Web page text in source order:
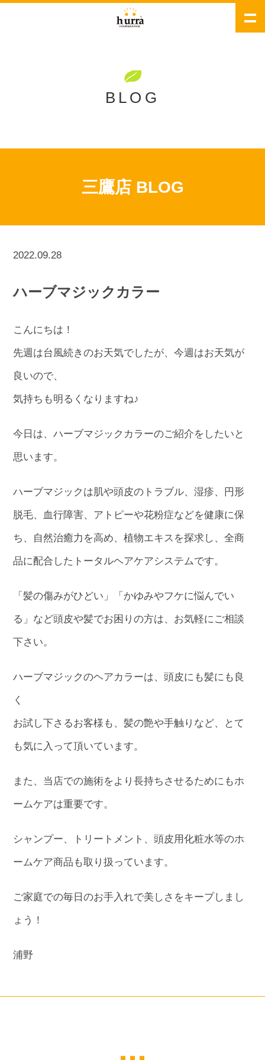
BLOG
三鷹店 BLOG
2022.09.28
ハーブマジックカラー
こんにちは！
先週は台風続きのお天気でしたが、今週はお天気が
良いので、
気持ちも明るくなりますね♪
今日は、ハーブマジックカラーのご紹介をしたいと
思います。
ハーブマジックは肌や頭皮のトラブル、湿疹、円形
脱毛、血行障害、アトピーや花粉症などを健康に保
ち、自然治癒力を高め、植物エキスを探求し、全商
品に配合したトータルヘアケアシステムです。
「髪の傷みがひどい」「かゆみやフケに悩んでい
る」など頭皮や髪でお困りの方は、お気軽にご相談
下さい。
ハーブマジックのヘアカラーは、頭皮にも髪にも良
く
お試し下さるお客様も、髪の艶や手触りなど、とて
も気に入って頂いています。
また、当店での施術をより長持ちさせるためにもホ
ームケアは重要です。
シャンプー、トリートメント、頭皮用化粧水等のホ
ームケア商品も取り扱っています。
ご家庭での毎日のお手入れで美しさをキープしまし
ょう！
浦野